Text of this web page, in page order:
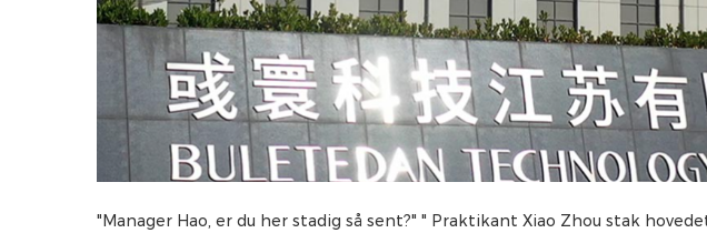
"Manager Hao, er du her stadig så sent?" " Praktikant Xiao Zhou stak